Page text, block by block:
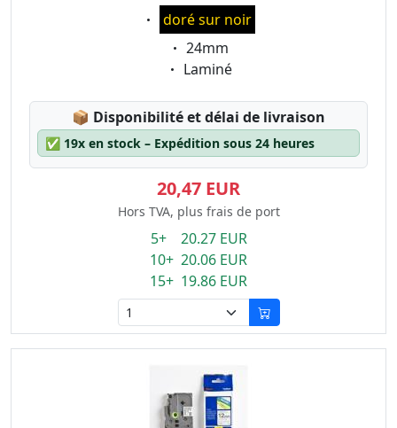
Eigenschaft:
doré sur noir
Eigenschaft:
24mm
Eigenschaft:
Laminé
📦 Lagerstatus:
Disponibilité et délai de livraison
✅ 19x en stock – Expédition sous 24 heures
20,47 EUR
Hors TVA, plus frais de port
5+ 20.27 EUR
10+ 20.06 EUR
15+ 19.86 EUR